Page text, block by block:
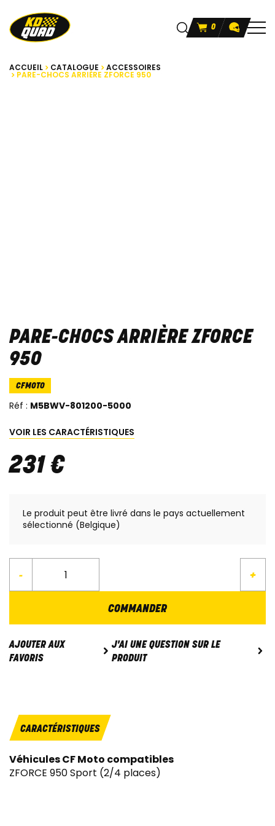
0
ACCUEIL CATALOGUE ACCESSOIRES
PARE-CHOCS ARRIÈRE ZFORCE 950
PARE-CHOCS ARRIÈRE ZFORCE
950
CFMOTO
Réf : M5BWV-801200-5000
VOIR LES CARACTÉRISTIQUES
231 €
Le produit peut être livré dans le pays actuellement
sélectionné (Belgique)
- +
COMMANDER
AJOUTER AUX
FAVORIS
J'AI UNE QUESTION SUR LE
PRODUIT
CARACTÉRISTIQUES
Véhicules CF Moto compatibles
ZFORCE 950 Sport (2/4 places)